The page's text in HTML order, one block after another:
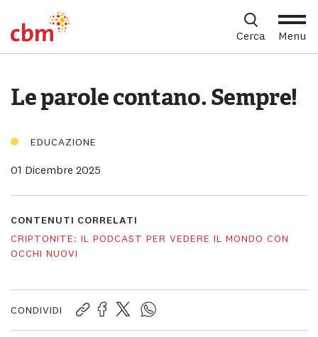
Piè di pagina
Cerca
Menu
Partecipa
Sostienici
Shop solidale
Dona Ora
CONDIVIDI
Le parole contano. Sempre!
CONTENUTI CORRELATI
CRIPTONITE: IL PODCAST PER VEDERE IL MONDO CON
OCCHI NUOVI
EDUCAZIONE
01 Dicembre 2025